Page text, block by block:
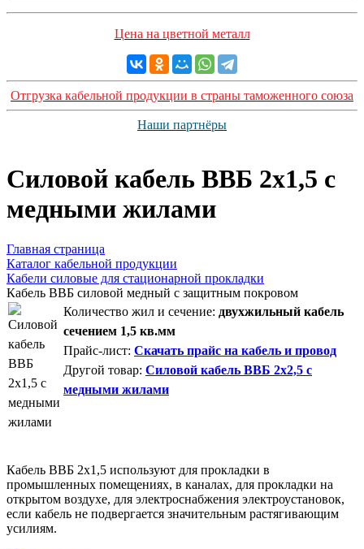
Цена на цветной металл
Отгрузка кабельной продукции в страны таможенного союза
Наши партнёры
Силовой кабель ВВБ 2х1,5 с
медными жилами
Главная страница
Каталог кабельной продукции
Кабели силовые для стационарной прокладки
Кабель ВВБ силовой медный с защитным покровом
Количество жил и сечение: двухжильный кабель
сечением 1,5 кв.мм
Прайс-лист: Скачать прайс на кабель и провод
Другой товар: Силовой кабель ВВБ 2х2,5 с
медными жилами
Кабель ВВБ 2х1,5 используют для прокладки в
промышленных помещениях, в каналах, для прокладки на
открытом воздухе, для электроснабжения электроустановок,
если кабель не подвергается значительным растягивающим
усилиям.